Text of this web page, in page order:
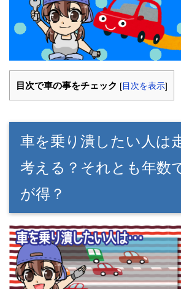
目次で車の事をチェック [目次を表示]
車を乗り潰したい人は
考える？それとも年数
が得？